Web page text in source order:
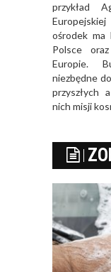
przykład
ośrodek ma
Polsce
Europie.
niezbędne
przyszłych
nich misji